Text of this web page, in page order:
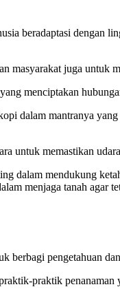
beradaptasi
masyarakat juga untuk
menciptakan
dalam mantranya
untuk memastikan
dalam mendukung
menjaga tanah agar
berbagi pengetahuan
praktik